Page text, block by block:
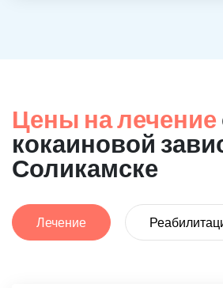
Цены на лечение
кокаиновой
Соликамске
Лечение